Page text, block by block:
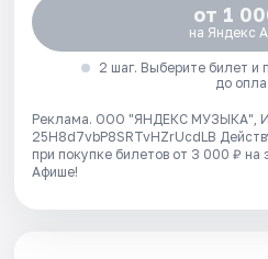
от 1
на Яндекс
2 шаг. Выберите билет и
до
Реклама. ООО "ЯНДЕКС МУЗЫКА",
25H8d7vbP8SRTvHZrUcdLB
при покупке билетов от 3 000 ₽ на
Афише!